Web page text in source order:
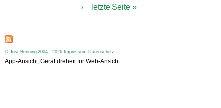
›
letzte Seite »
© Jost Benning 2004 - 2026 Impressum Datenschutz
App-Ansicht, Gerät drehen für Web-Ansicht.